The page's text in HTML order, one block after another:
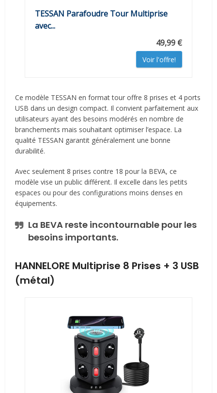
TESSAN Parafoudre Tour Multiprise
avec...
49,99 €
Voir l'offre!
Ce modèle TESSAN en format tour offre 8 prises et 4 ports
USB dans un design compact. Il convient parfaitement aux
utilisateurs ayant des besoins modérés en nombre de
branchements mais souhaitant optimiser l’espace. La
qualité TESSAN garantit généralement une bonne
durabilité.
Avec seulement 8 prises contre 18 pour la BEVA, ce
modèle vise un public différent. Il excelle dans les petits
espaces ou pour des configurations moins denses en
équipements.
La BEVA reste incontournable pour les
besoins importants.
HANNELORE Multiprise 8 Prises + 3 USB
(métal)